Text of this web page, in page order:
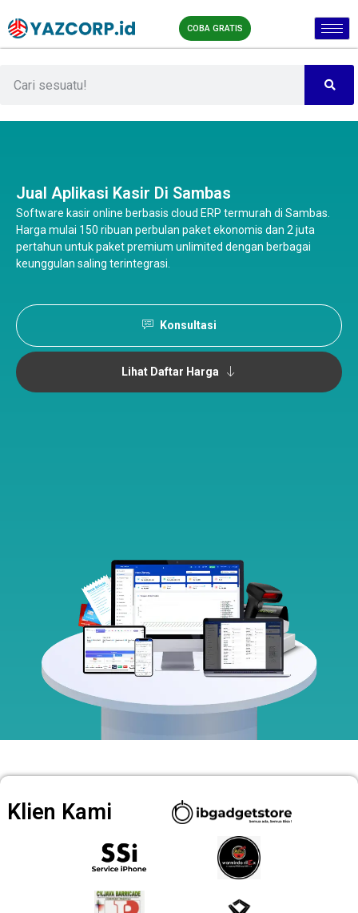
COBA GRATIS
Jual Aplikasi Kasir Di Sambas
Software kasir online berbasis cloud ERP termurah di Sambas.
Harga mulai 150 ribuan perbulan paket ekonomis dan 2 juta
pertahun untuk paket premium unlimited dengan berbagai
keunggulan saling terintegrasi.
Konsultasi
Lihat Daftar Harga
Klien Kami